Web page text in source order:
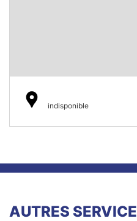
indisponible
AUTRES